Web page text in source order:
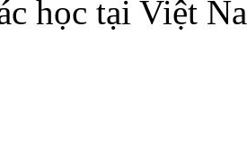
học tại Việt